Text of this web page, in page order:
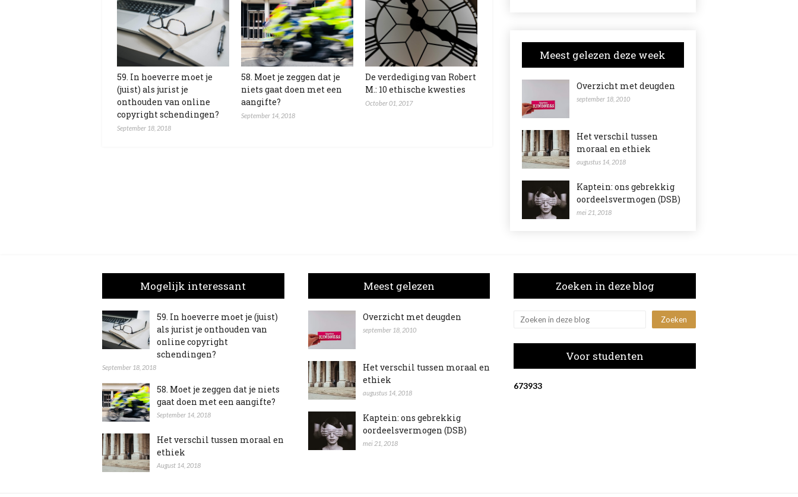
59. In hoeverre moet je
(juist) als jurist je
onthouden van online
copyright schendingen?
September 18, 2018
58. Moet je zeggen dat je
niets gaat doen met een
aangifte?
September 14, 2018
De verdediging van Robert
M.: 10 ethische kwesties
October 01, 2017
Meest gelezen deze week
Overzicht met deugden
september 18, 2010
Het verschil tussen
moraal en ethiek
augustus 14, 2018
Kaptein: ons gebrekkig
oordeelsvermogen (DSB)
mei 21, 2018
Mogelijk interessant
59. In hoeverre moet je (juist)
als jurist je onthouden van
online copyright
schendingen?
September 18, 2018
58. Moet je zeggen dat je niets
gaat doen met een aangifte?
September 14, 2018
Het verschil tussen moraal en
ethiek
August 14, 2018
Meest gelezen
Overzicht met deugden
september 18, 2010
Het verschil tussen moraal en
ethiek
augustus 14, 2018
Kaptein: ons gebrekkig
oordeelsvermogen (DSB)
mei 21, 2018
Zoeken in deze blog
Voor studenten
673933